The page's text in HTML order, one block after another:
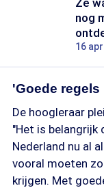
Ze
nog
16
'Goede
De hoogleraar
"Het is belangrijk
Nederland nu al
vooral moeten
krijgen. Met